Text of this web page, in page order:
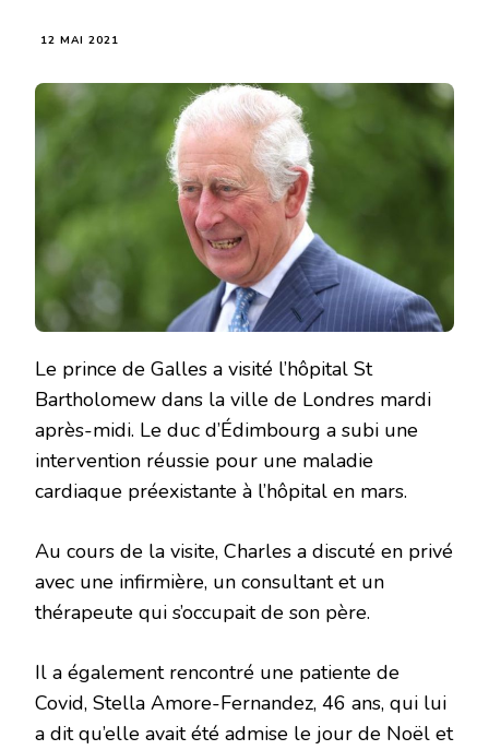
12 MAI 2021
Le prince de Galles a visité l’hôpital St
Bartholomew dans la ville de Londres mardi
après-midi. Le duc d’Édimbourg a subi une
intervention réussie pour une maladie
cardiaque préexistante à l’hôpital en mars.
Au cours de la visite, Charles a discuté en privé
avec une infirmière, un consultant et un
thérapeute qui s’occupait de son père.
Il a également rencontré une patiente de
Covid, Stella Amore-Fernandez, 46 ans, qui lui
a dit qu’elle avait été admise le jour de Noël et